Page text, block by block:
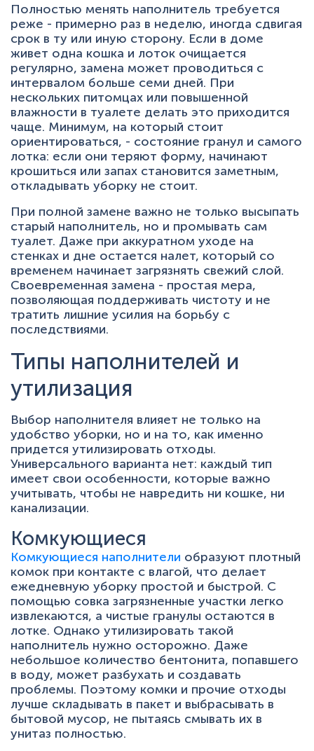
Полностью менять наполнитель требуется
реже - примерно раз в неделю, иногда сдвигая
срок в ту или иную сторону. Если в доме
живет одна кошка и лоток очищается
регулярно, замена может проводиться с
интервалом больше семи дней. При
нескольких питомцах или повышенной
влажности в туалете делать это приходится
чаще. Минимум, на который стоит
ориентироваться, - состояние гранул и самого
лотка: если они теряют форму, начинают
крошиться или запах становится заметным,
откладывать уборку не стоит.
При полной замене важно не только высыпать
старый наполнитель, но и промывать сам
туалет. Даже при аккуратном уходе на
стенках и дне остается налет, который со
временем начинает загрязнять свежий слой.
Своевременная замена - простая мера,
позволяющая поддерживать чистоту и не
тратить лишние усилия на борьбу с
последствиями.
Типы наполнителей и
утилизация
Выбор наполнителя влияет не только на
удобство уборки, но и на то, как именно
придется утилизировать отходы.
Универсального варианта нет: каждый тип
имеет свои особенности, которые важно
учитывать, чтобы не навредить ни кошке, ни
канализации.
Комкующиеся
Комкующиеся наполнители образуют плотный
комок при контакте с влагой, что делает
ежедневную уборку простой и быстрой. С
помощью совка загрязненные участки легко
извлекаются, а чистые гранулы остаются в
лотке. Однако утилизировать такой
наполнитель нужно осторожно. Даже
небольшое количество бентонита, попавшего
в воду, может разбухать и создавать
проблемы. Поэтому комки и прочие отходы
лучше складывать в пакет и выбрасывать в
бытовой мусор, не пытаясь смывать их в
унитаз полностью.